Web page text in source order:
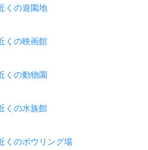
くの遊園地
くの映画館
くの動物園
くの水族館
くのボウリング場